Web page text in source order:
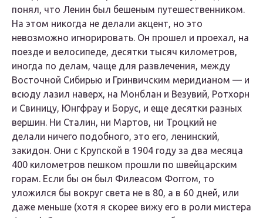
понял, что Ленин был бешеным путешественником.
На этом никогда не делали акцент, но это
невозможно игнорировать. Он прошел и проехал, на
поезде и велосипеде, десятки тысяч километров,
иногда по делам, чаще для развлечения, между
Восточной Сибирью и Гринвичским меридианом — и
всюду лазил наверх, на Монблан и Везувий, Ротхорн
и Свиницу, Юнгфрау и Борус, и еще десятки разных
вершин. Ни Сталин, ни Мартов, ни Троцкий не
делали ничего подобного, это его, ленинский,
закидон. Они с Крупской в 1904 году за два месяца
400 километров пешком прошли по швейцарским
горам. Если бы он был Филеасом Фоггом, то
уложился бы вокруг света не в 80, а в 60 дней, или
даже меньше (хотя я скорее вижу его в роли мистера